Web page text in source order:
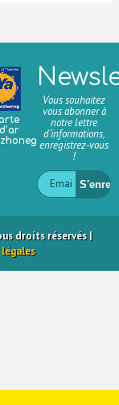
Vous souhaitez
vous abonner à
notre lettre
d’informations,
enregistrez-vous
!
droits réservés |